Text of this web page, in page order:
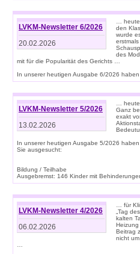
LVKM-Newsletter 6/2026
20.02.2026
…
den
wurde
des
mit für die Popularität des Gerichts …
In unserer heutigen Ausgabe 6/2026
LVKM-Newsletter 5/2026
13.02.2026
…
Ganz
exakt
In unserer heutigen Ausgabe 5/2026
Sie ausgesucht:
Bildung / Teilhabe
Ausgebremst: 146 Kinder mit
LVKM-Newsletter 4/2026
06.02.2026
… für
„Tag
kalten
Beitrag
nicht